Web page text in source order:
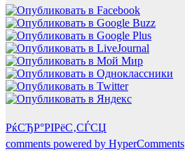
РќСЂР°РІРёС‚СЃСЏ
comments powered by HyperComments